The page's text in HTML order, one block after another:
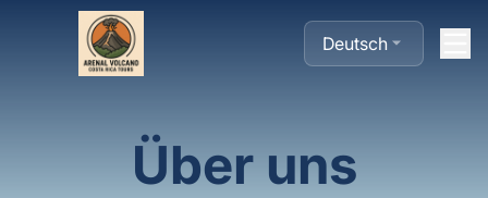
Deutsch
Über uns